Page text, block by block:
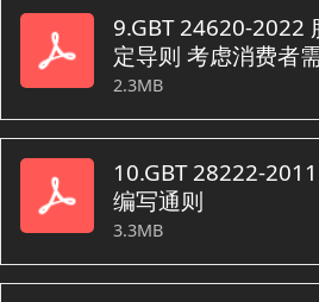
9.GBT 24620-2022
定导则 考虑消费者
2.3MB
10.GBT 28222-
编写通则
3.3MB